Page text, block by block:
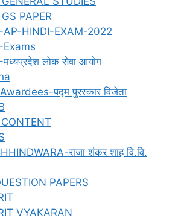
PAPER
AP-HINDI-EXAM-2022
Exams
लोक सेवा आयोग
पद्म पुरस्कार विजेता
राजा शंकर शाह वि.वि.
PAPERS
VYAKARAN